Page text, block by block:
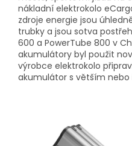
nákladní elektrokolo
zdroje energie jsou
trubky a jsou sotva
600 a PowerTube 800 v
akumulátory byl použit
výrobce elektrokolo
akumulátor s větším